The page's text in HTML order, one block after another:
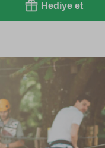
Hediye et